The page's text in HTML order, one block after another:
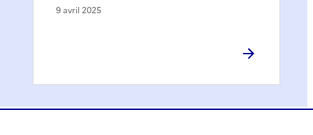
9 avril 2025